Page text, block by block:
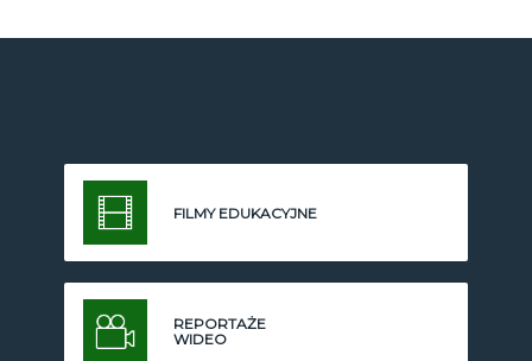
FILMY EDUKACYJNE
REPORTAŻE
WIDEO